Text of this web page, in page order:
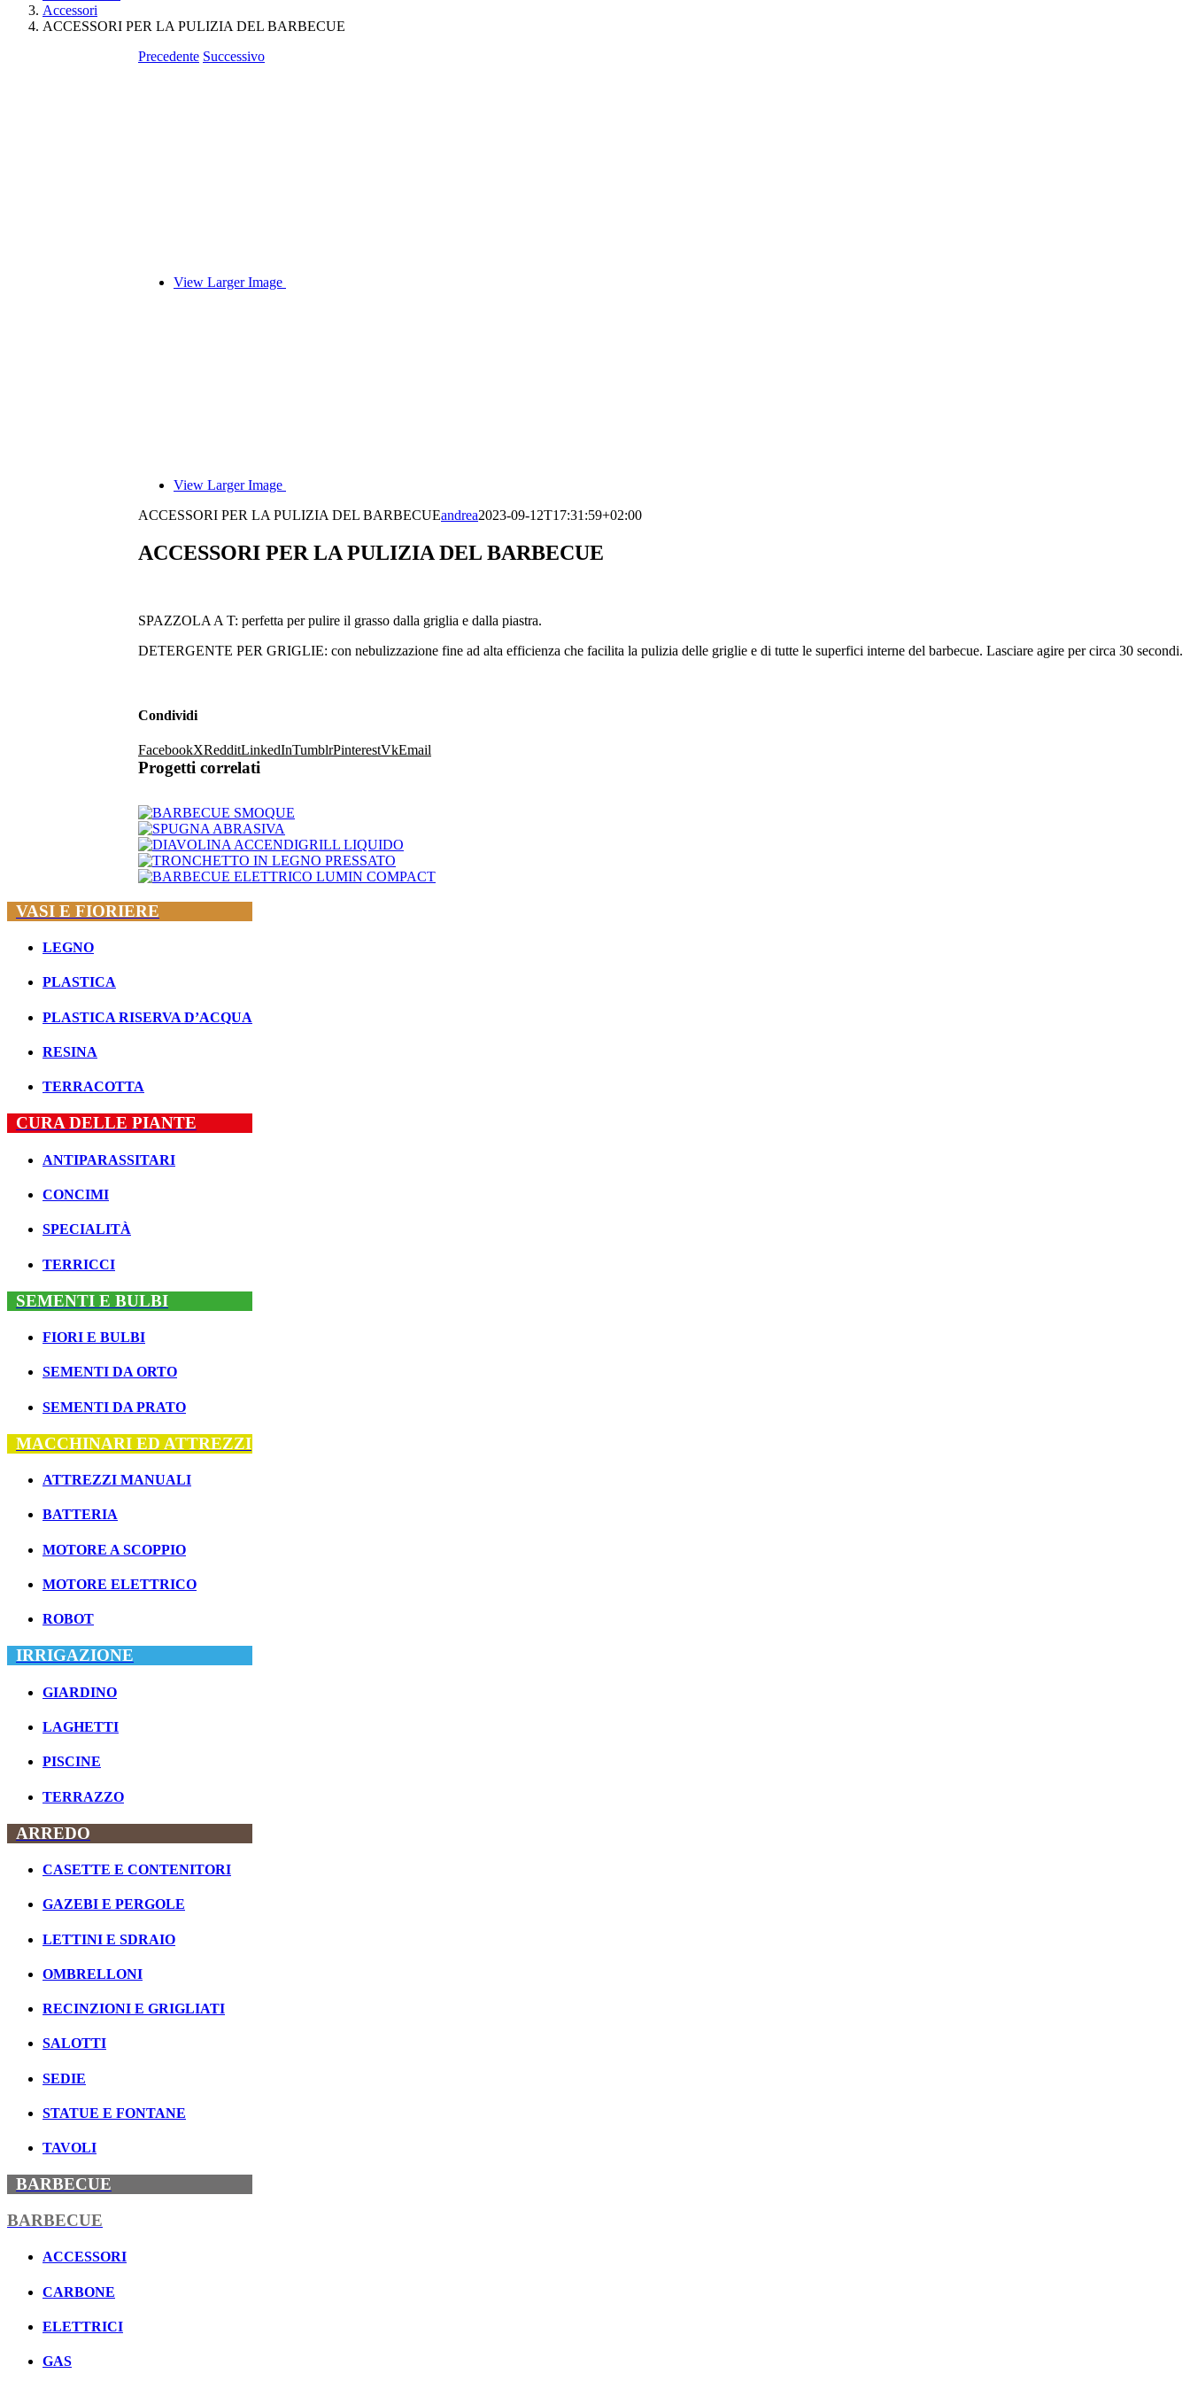
Accessori
ACCESSORI PER LA PULIZIA DEL BARBECUE
Precedente Successivo
View Larger Image
View Larger Image
ACCESSORI PER LA PULIZIA DEL BARBECUEandrea2023-09-12T17:31:59+02:00
ACCESSORI PER LA PULIZIA DEL BARBECUE
SPAZZOLA A T: perfetta per pulire il grasso dalla griglia e dalla piastra.
DETERGENTE PER GRIGLIE: con nebulizzazione fine ad alta efficienza che facilita la pulizia delle griglie e di tutte le superfici interne del barbecue. Lasciare agire per circa 30 secondi.
Condividi
FacebookXRedditLinkedInTumblrPinterestVkEmail
Progetti correlati
VASI E FIORIERE
LEGNO
PLASTICA
PLASTICA RISERVA D’ACQUA
RESINA
TERRACOTTA
CURA DELLE PIANTE
ANTIPARASSITARI
CONCIMI
SPECIALITÀ
TERRICCI
SEMENTI E BULBI
FIORI E BULBI
SEMENTI DA ORTO
SEMENTI DA PRATO
MACCHINARI ED ATTREZZI
ATTREZZI MANUALI
BATTERIA
MOTORE A SCOPPIO
MOTORE ELETTRICO
ROBOT
IRRIGAZIONE
GIARDINO
LAGHETTI
PISCINE
TERRAZZO
ARREDO
CASETTE E CONTENITORI
GAZEBI E PERGOLE
LETTINI E SDRAIO
OMBRELLONI
RECINZIONI E GRIGLIATI
SALOTTI
SEDIE
STATUE E FONTANE
TAVOLI
BARBECUE
BARBECUE
ACCESSORI
CARBONE
ELETTRICI
GAS